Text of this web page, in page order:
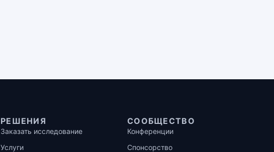
РЕШЕНИЯ
Заказать исследование
Услуги
СООБЩЕСТВО
Конференции
Спонсорство